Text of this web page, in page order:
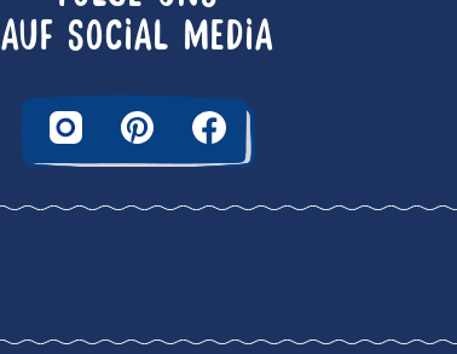
AUF SOCIAL MEDIA